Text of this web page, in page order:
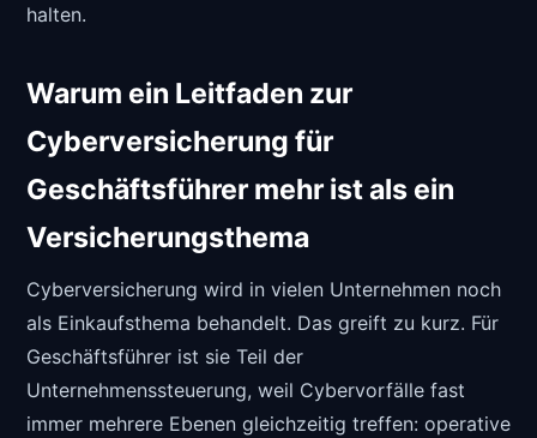
halten.
Warum ein Leitfaden zur
Cyberversicherung für
Geschäftsführer mehr ist als ein
Versicherungsthema
Cyberversicherung wird in vielen Unternehmen noch
als Einkaufsthema behandelt. Das greift zu kurz. Für
Geschäftsführer ist sie Teil der
Unternehmenssteuerung, weil Cybervorfälle fast
immer mehrere Ebenen gleichzeitig treffen: operative